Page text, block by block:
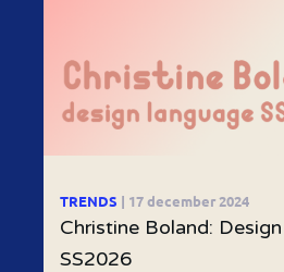
TRENDS | 17 december 2024
Christine Boland:
SS2026